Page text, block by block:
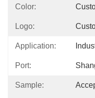
Color:
Logo:
Application:
Port:
Sample: